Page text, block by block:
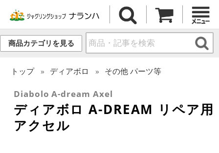
商品カテゴリを見る
トップ ディアボロ その他 パーツ等
Diabolo A-dream Axel
ディアボロ A-DREAM リペア用
アクセル